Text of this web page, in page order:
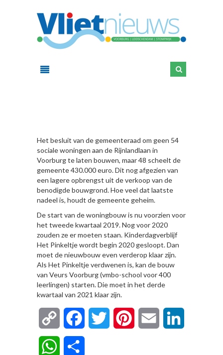
Het besluit van de gemeenteraad om geen 54
sociale woningen aan de Rijnlandlaan in
Voorburg te laten bouwen, maar 48 scheelt de
gemeente 430.000 euro. Dit nog afgezien van
een lagere opbrengst uit de verkoop van de
benodigde bouwgrond. Hoe veel dat laatste
nadeel is, houdt de gemeente geheim.
De start van de woningbouw is nu voorzien voor
het tweede kwartaal 2019. Nog voor 2020
zouden ze er moeten staan. Kinderdagverblijf
Het Pinkeltje wordt begin 2020 gesloopt. Dan
moet de nieuwbouw even verderop klaar zijn.
Als Het Pinkeltje verdwenen is, kan de bouw
van Veurs Voorburg (vmbo-school voor 400
leerlingen) starten. Die moet in het derde
kwartaal van 2021 klaar zijn.
Copy
Link
FacebookTwitter Pinterest Email
WhatsApp